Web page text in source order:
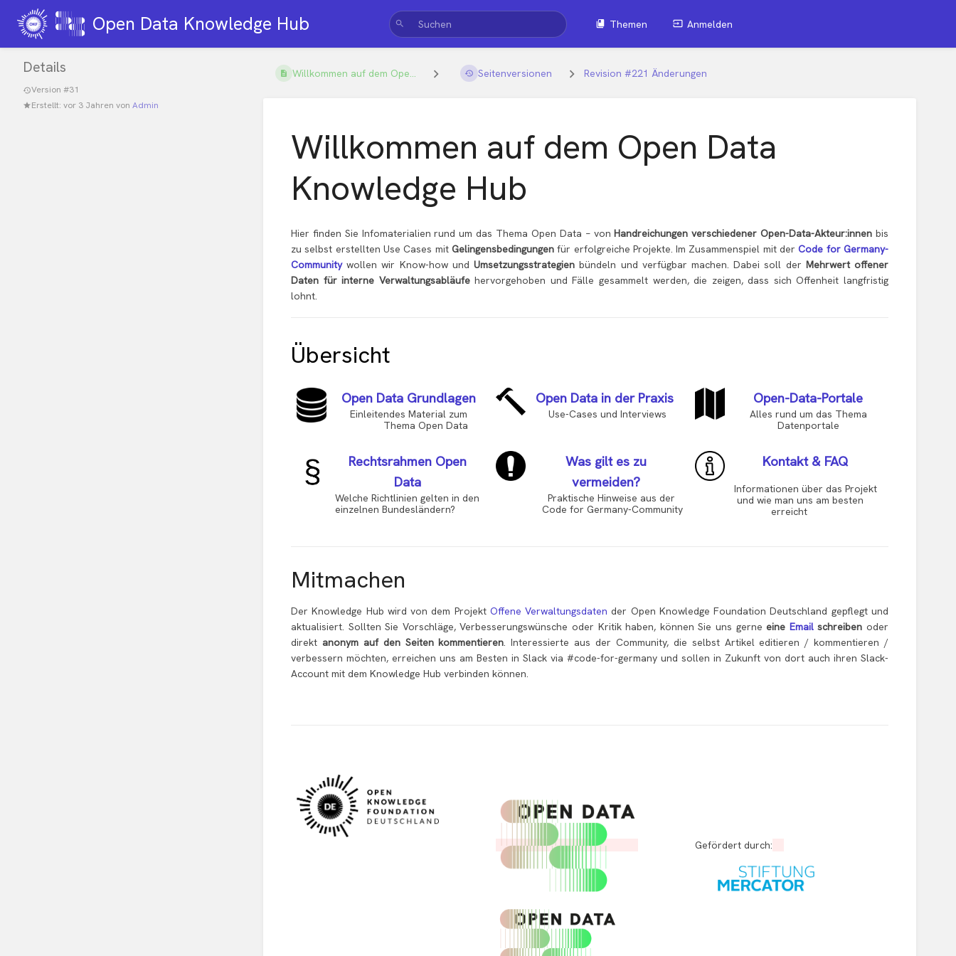
Open Data Knowledge Hub Themen Anmelden
Details
Version #31
Erstellt: vor 3 Jahren von Admin
Willkommen auf dem Ope... Seitenversionen Revision #221 Änderungen
Willkommen auf dem Open Data
Knowledge Hub
Hier finden Sie Infomaterialien rund um das Thema Open Data –vonHandreichungen verschiedener Open-Data-Akteur:innen bis
zu selbst erstellten Use Cases mit Gelingensbedingungenfür erfolgreiche Projekte. Im Zusammenspiel mit derCode for Germany-
Communitywollen wir Know-how undUmsetzungsstrategienbündeln und verfügbar machen. Dabei soll der Mehrwert offener
Daten für interne Verwaltungsabläufehervorgehoben und Fälle gesammelt werden, die zeigen, dass sich Offenheit langfristig
lohnt.
Übersicht
Open Data Grundlagen
Einleitendes Material zum
Thema Open Data
Open Data in der Praxis
Use-Cases und Interviews
Open-Data-Portale
Alles rund um das Thema
Datenportale
Rechtsrahmen Open
Data
Welche Richtlinien gelten in den
einzelnen Bundesländern?
Was gilt es zu
vermeiden?
Praktische Hinweise aus der
Code for Germany-Community
Kontakt & FAQ
Informationen über das Projekt
und wie man uns am besten
erreicht
Mitmachen
Der Knowledge Hub wird von dem Projekt Offene Verwaltungsdatender Open Knowledge Foundation Deutschland gepflegt und
aktualisiert. Sollten Sie Vorschläge, Verbesserungswünsche oder Kritik haben, können Sie uns gerneeine Emailschreiben oder
direkt anonym auf den Seiten kommentieren. Interessierte aus der Community, die selbst Artikel editieren / kommentieren /
verbessern möchten, erreichen uns am Besten in Slack via #code-for-germany und sollen in Zukunft von dort auch ihren Slack-
Account mit dem Knowledge Hub verbinden können.
Gefördert durch: